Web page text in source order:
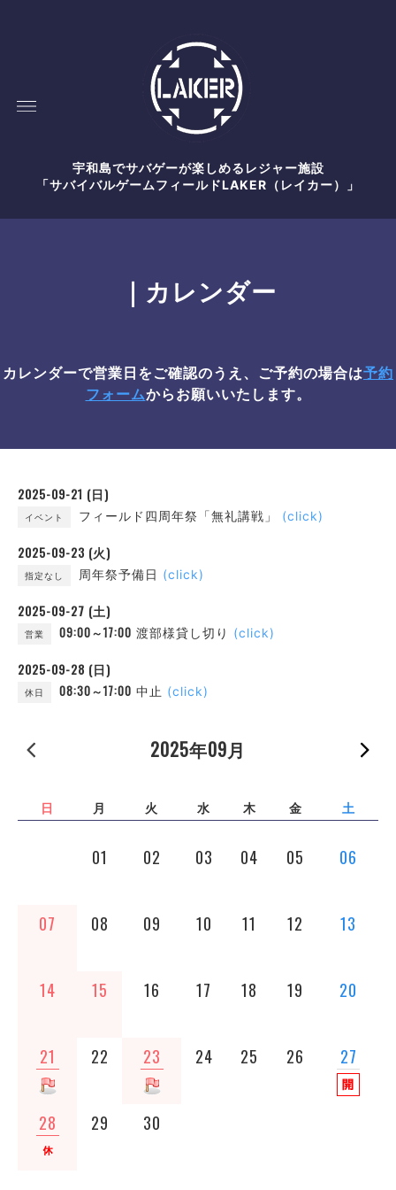
宇和島でサバゲーが楽しめるレジャー施設
「サバイバルゲームフィールドLAKER（レイカー）」
｜カレンダー
カレンダーで営業日をご確認のうえ、ご予約の場合は予約
フォームからお願いいたします。
2025-09-21 (日)
イベント フィールド四周年祭「無礼講戦」 (click)
2025-09-23 (火)
指定なし 周年祭予備日 (click)
2025-09-27 (土)
営業 09:00～17:00 渡部様貸し切り (click)
2025-09-28 (日)
休日 08:30～17:00 中止 (click)
2025年09月
日 月 火 水 木 金 土
01 02 03 04 05 06
07 08 09 10 11 12 13
14 15 16 17 18 19 20
21 22 23 24 25 26 27
28 29 30